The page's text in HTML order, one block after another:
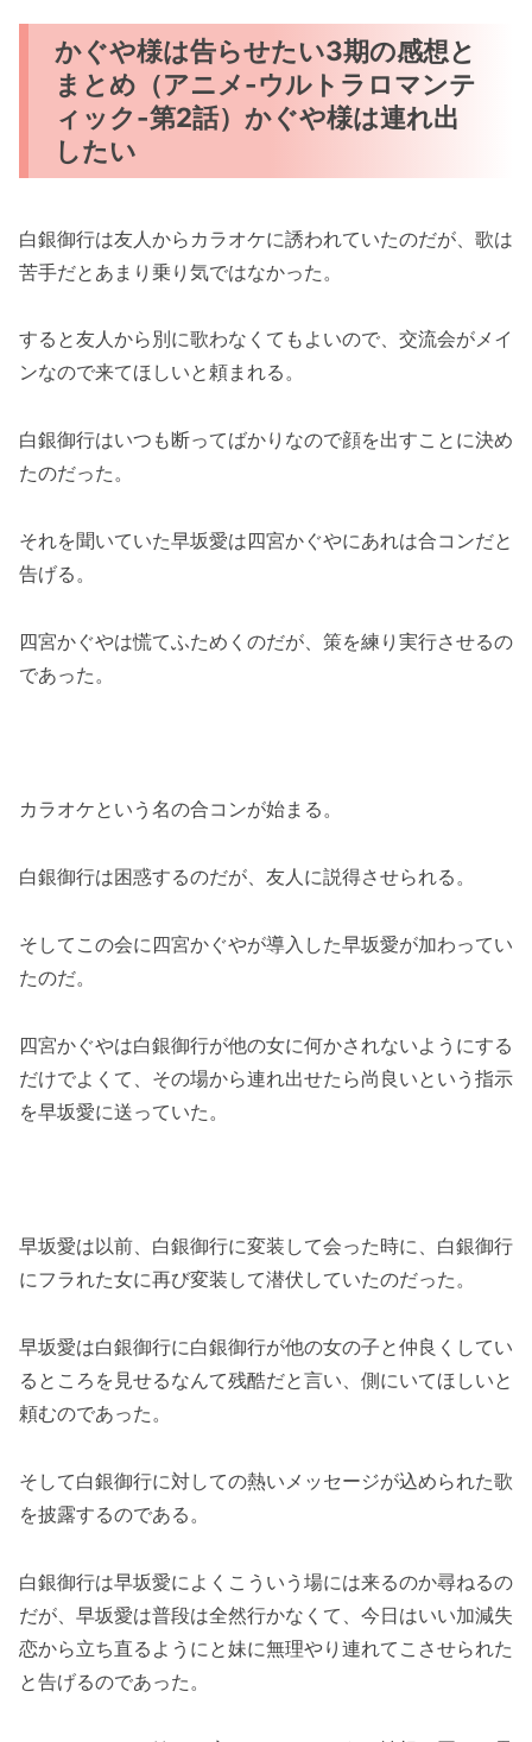
かぐや様は告らせたい3期の感想と
まとめ（アニメ-ウルトラロマンテ
ィック-第2話）かぐや様は連れ出
したい
白銀御行は友人からカラオケに誘われていたのだが、歌は
苦手だとあまり乗り気ではなかった。
すると友人から別に歌わなくてもよいので、交流会がメイ
ンなので来てほしいと頼まれる。
白銀御行はいつも断ってばかりなので顔を出すことに決め
たのだった。
それを聞いていた早坂愛は四宮かぐやにあれは合コンだと
告げる。
四宮かぐやは慌てふためくのだが、策を練り実行させるの
であった。
カラオケという名の合コンが始まる。
白銀御行は困惑するのだが、友人に説得させられる。
そしてこの会に四宮かぐやが導入した早坂愛が加わってい
たのだ。
四宮かぐやは白銀御行が他の女に何かされないようにする
だけでよくて、その場から連れ出せたら尚良いという指示
を早坂愛に送っていた。
早坂愛は以前、白銀御行に変装して会った時に、白銀御行
にフラれた女に再び変装して潜伏していたのだった。
早坂愛は白銀御行に白銀御行が他の女の子と仲良くしてい
るところを見せるなんて残酷だと言い、側にいてほしいと
頼むのであった。
そして白銀御行に対しての熱いメッセージが込められた歌
を披露するのである。
白銀御行は早坂愛によくこういう場には来るのか尋ねるの
だが、早坂愛は普段は全然行かなくて、今日はいい加減失
恋から立ち直るようにと妹に無理やり連れてこさせられた
と告げるのであった。